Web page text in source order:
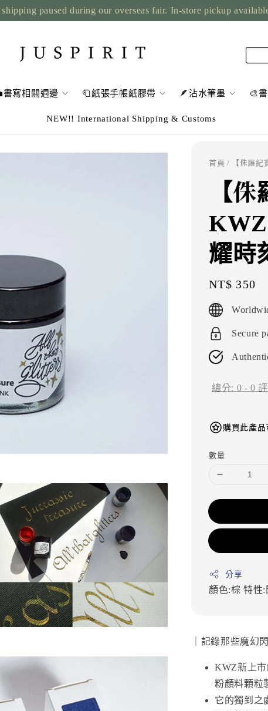
paused during our overseas fair. In-store pickup
書寫相關週邊 🧻紙張手帳紙膠帶 🪶沾水筆墨 🎨
NEW!! International Shipping & Customs
首頁 / 【侏羅紀
【
耀時
Regular
price
NT$ 350
Secure
總分: 0 -0
購買此產
數量
分享
顏色:棕特性:
｜記錄那些魔幻
KWZ新上
粉顏料顆粒
它的獨到之